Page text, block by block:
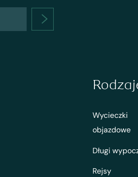
Wycieczki
objazdowe
Długi
Rejsy